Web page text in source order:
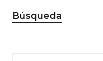
Búsqueda